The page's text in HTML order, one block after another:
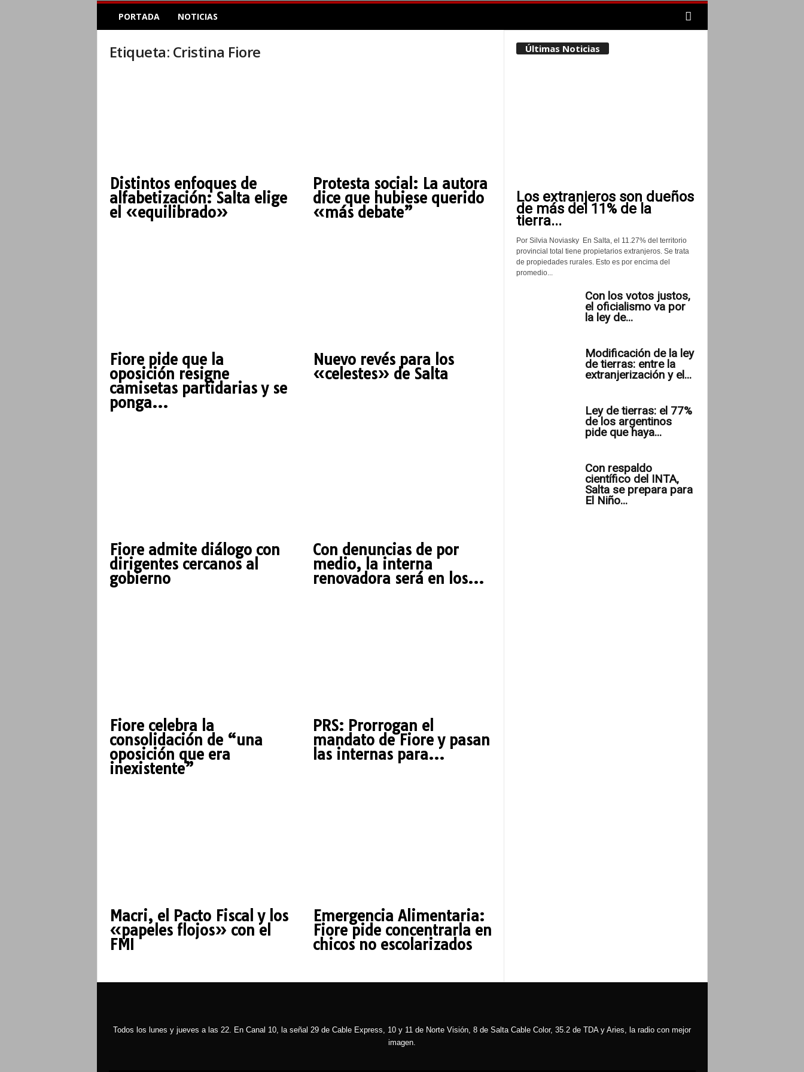
E
A
PORTADA NOTICIAS
Etiqueta: Cristina Fiore
Distintos enfoques de
alfabetización: Salta elige
el «equilibrado»
Protesta social: La autora
dice que hubiese querido
«más debate”
Fiore pide que la
oposición resigne
camisetas partidarias y se
ponga...
Nuevo revés para los
«celestes» de Salta
Fiore admite diálogo con
dirigentes cercanos al
gobierno
Con denuncias de por
medio, la interna
renovadora será en los...
Fiore celebra la
consolidación de “una
oposición que era
inexistente”
PRS: Prorrogan el
mandato de Fiore y pasan
las internas para...
Macri, el Pacto Fiscal y los
«papeles flojos» con el
FMI
Emergencia Alimentaria:
Fiore pide concentrarla en
chicos no escolarizados
Últimas Noticias
Los extranjeros son dueños
de más del 11% de la
tierra...
Por Silvia Noviasky En Salta, el 11.27% del territorio
provincial total tiene propietarios extranjeros. Se trata
de propiedades rurales. Esto es por encima del
promedio...
Con los votos justos,
el oficialismo va por
la ley de...
Modificación de la ley
de tierras: entre la
extranjerización y el...
Ley de tierras: el 77%
de los argentinos
pide que haya...
Con respaldo
científico del INTA,
Salta se prepara para
El Niño...
Todos los lunes y jueves a las 22. En Canal 10, la señal 29 de Cable Express, 10 y 11 de Norte Visión, 8 de Salta Cable Color, 35.2 de TDA y Aries, la radio con mejor
imagen.